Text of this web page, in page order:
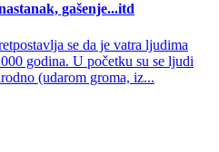
gašenje...itd
se da je vatra ljudima
godina. U početku su se ljudi
(udarom groma, iz...